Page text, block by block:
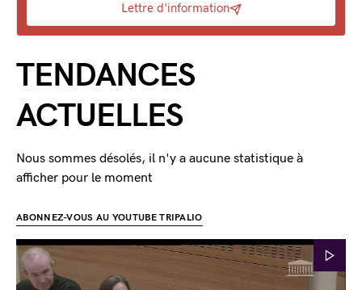
Lettre d'information
TENDANCES
ACTUELLES
Nous sommes désolés, il n'y a aucune statistique à
afficher pour le moment
ABONNEZ-VOUS AU YOUTUBE TRIPALIO